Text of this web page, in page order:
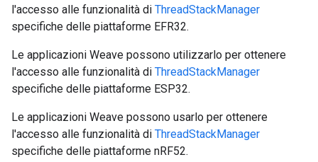
l'accesso alle funzionalità di ThreadStackManager
specifiche delle piattaforme EFR32.
Le applicazioni Weave possono utilizzarlo per ottenere
l'accesso alle funzionalità di ThreadStackManager
specifiche delle piattaforme ESP32.
Le applicazioni Weave possono usarlo per ottenere
l'accesso alle funzionalità di ThreadStackManager
specifiche delle piattaforme nRF52.